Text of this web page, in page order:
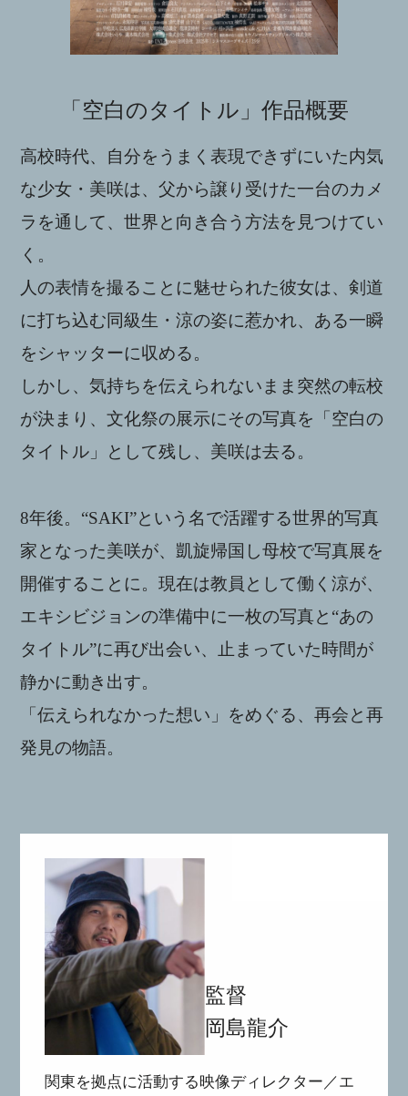
「空白のタイトル」作品概要
高校時代、自分をうまく表現できずにいた内気
な少女・美咲は、父から譲り受けた一台のカメ
ラを通して、世界と向き合う方法を見つけてい
く。
人の表情を撮ることに魅せられた彼女は、剣道
に打ち込む同級生・涼の姿に惹かれ、ある一瞬
をシャッターに収める。
しかし、気持ちを伝えられないまま突然の転校
が決まり、文化祭の展示にその写真を「空白の
タイトル」として残し、美咲は去る。
8年後。“SAKI”という名で活躍する世界的写真
家となった美咲が、凱旋帰国し母校で写真展を
開催することに。現在は教員として働く涼が、
エキシビジョンの準備中に一枚の写真と“あの
タイトル”に再び出会い、止まっていた時間が
静かに動き出す。
「伝えられなかった想い」をめぐる、再会と再
発見の物語。
監督
岡島龍介
関東を拠点に活動する映像ディレクター／エ